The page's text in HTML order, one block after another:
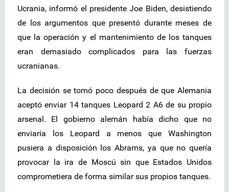
Ucrania, informó el presidente Joe Biden, desistiendo
de los argumentos que presentó durante meses de
que la operación y el mantenimiento de los tanques
eran demasiado complicados para las fuerzas
ucranianas.
La decisión se tomó poco después de que Alemania
aceptó enviar 14 tanques Leopard 2 A6 de su propio
arsenal. El gobierno alemán había dicho que no
enviaría los Leopard a menos que Washington
pusiera a disposición los Abrams, ya que no quería
provocar la ira de Moscú sin que Estados Unidos
comprometiera de forma similar sus propios tanques.